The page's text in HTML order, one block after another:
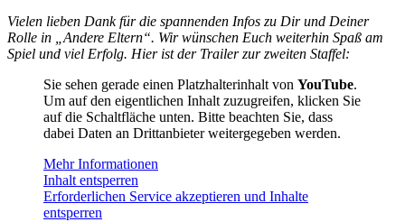
Vielen lieben Dank für die spannenden Infos zu Dir und Deiner
Rolle in „Andere Eltern“. Wir wünschen Euch weiterhin Spaß am
Spiel und viel Erfolg. Hier ist der Trailer zur zweiten Staffel:
Sie sehen gerade einen Platzhalterinhalt von YouTube.
Um auf den eigentlichen Inhalt zuzugreifen, klicken Sie
auf die Schaltfläche unten. Bitte beachten Sie, dass
dabei Daten an Drittanbieter weitergegeben werden.
Mehr Informationen
Inhalt entsperren
Erforderlichen Service akzeptieren und Inhalte
entsperren